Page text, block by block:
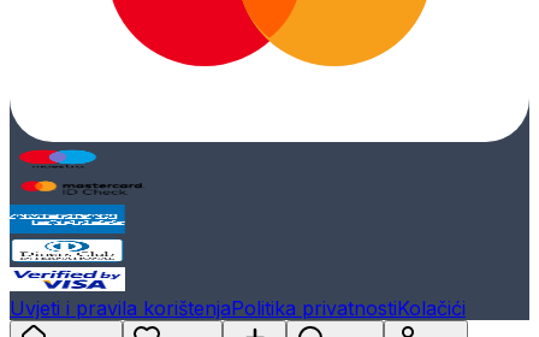
Uvjeti i pravila korištenjaPolitika privatnostiKolačići